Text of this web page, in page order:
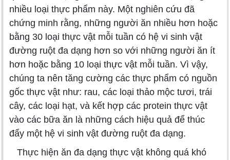
nhiều loại thực phẩm này. Một nghiên cứu đã
chứng minh rằng, những người ăn nhiều hơn hoặc
bằng 30 loại thực vật mỗi tuần có hệ vi sinh vật
đường ruột đa dạng hơn so với những người ăn ít
hơn hoặc bằng 10 loại thực vật mỗi tuần. Vì vậy,
chúng ta nên tăng cường các thực phẩm có nguồn
gốc thực vật như: rau, các loại thảo mộc tươi, trái
cây, các loại hạt, và kết hợp các protein thực vật
vào các bữa ăn là những cách hiệu quả để thúc
đẩy một hệ vi sinh vật đường ruột đa dạng.
Thực hiện ăn đa dạng thực vật không quá khó